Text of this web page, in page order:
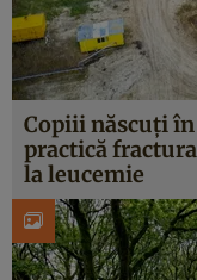
Copiii născuți
practică
la leucemie